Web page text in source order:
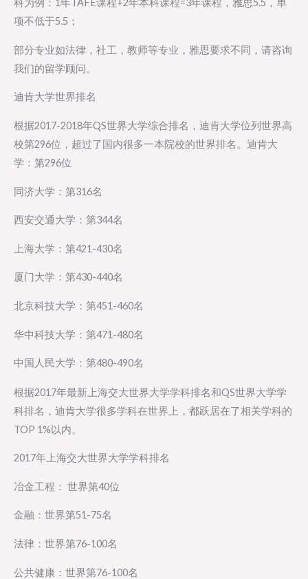
科为例：1年TAFE课程+2年本科课程=3年课程，雅思5.5，单
项不低于5.5；
部分专业如法律，社工，教师等专业，雅思要求不同，请咨询
我们的留学顾问。
迪肯大学世界排名
根据2017-2018年QS世界大学综合排名，迪肯大学位列世界高
校第296位，超过了国内很多一本院校的世界排名。迪肯大
学：第296位
同济大学：第316名
西安交通大学：第344名
上海大学：第421-430名
厦门大学：第430-440名
北京科技大学：第451-460名
华中科技大学：第471-480名
中国人民大学：第480-490名
根据2017年最新上海交大世界大学学科排名和QS世界大学学
科排名，迪肯大学很多学科在世界上，都跃居在了相关学科的
TOP 1%以内。
2017年上海交大世界大学学科排名
冶金工程： 世界第40位
金融：世界第51-75名
法律：世界第76-100名
公共健康：世界第76-100名